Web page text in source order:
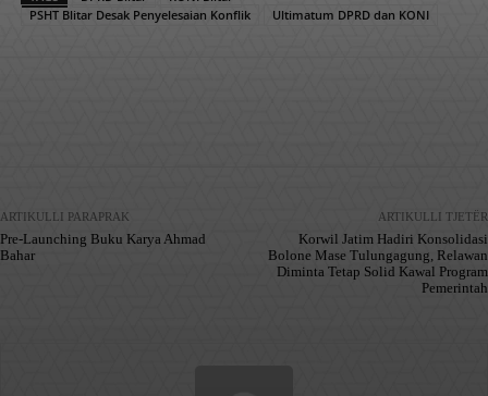
PSHT Blitar Desak Penyelesaian Konflik
Ultimatum DPRD dan KONI
ARTIKULLI PARAPRAK
Pre-Launching Buku Karya Ahmad
Bahar
ARTIKULLI TJETËR
Korwil Jatim Hadiri Konsolidasi
Bolone Mase Tulungagung, Relawan
Diminta Tetap Solid Kawal Program
Pemerintah